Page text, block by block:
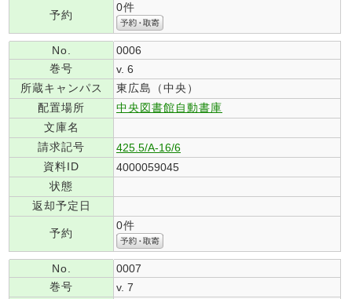
予約
0件
No.
0006
巻号
v. 6
所蔵キャンパス
東広島（中央）
配置場所
中央図書館自動書庫
文庫名
請求記号
425.5/A-16/6
資料ID
4000059045
状態
返却予定日
予約
0件
No.
0007
巻号
v. 7